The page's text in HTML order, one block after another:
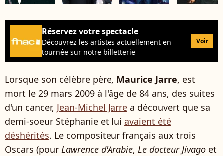
Réservez votre spectacle
Découvrez les artistes actuellement en
tournée sur notre billetterie
Voir
Lorsque son célèbre père, Maurice Jarre, est
mort le 29 mars 2009 à l'âge de 84 ans, des suites
d'un cancer, Jean-Michel Jarre a découvert que sa
demi-soeur Stéphanie et lui avaient été
déshérités. Le compositeur français aux trois
Oscars (pour Lawrence d'Arabie, Le docteur Jivago et